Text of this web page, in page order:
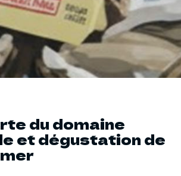
du domaine
et dégustation de